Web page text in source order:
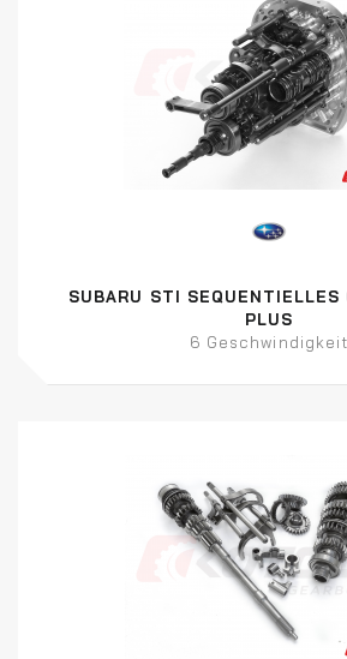
SUBARU STI SEQUENTIELLES
PLUS
6 Geschwindigkeit